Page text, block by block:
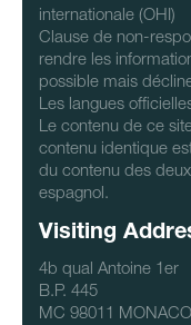
internationale (OHI)
Clause de non-
rendre les
possible mais
Les langues
Le contenu de ce
contenu identique
du contenu des
espagnol.
Visiting
4b qual Antoine 1er
B.P. 445
MC 98011